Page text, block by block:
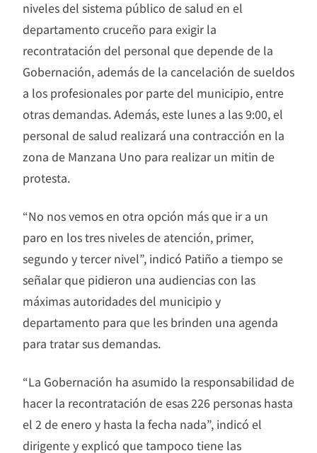
niveles del sistema público de salud en el
departamento cruceño para exigir la
recontratación del personal que depende de la
Gobernación, además de la cancelación de sueldos
a los profesionales por parte del municipio, entre
otras demandas. Además, este lunes a las 9:00, el
personal de salud realizará una contracción en la
zona de Manzana Uno para realizar un mitin de
protesta.
“No nos vemos en otra opción más que ir a un
paro en los tres niveles de atención, primer,
segundo y tercer nivel”, indicó Patiño a tiempo se
señalar que pidieron una audiencias con las
máximas autoridades del municipio y
departamento para que les brinden una agenda
para tratar sus demandas.
“La Gobernación ha asumido la responsabilidad de
hacer la recontratación de esas 226 personas hasta
el 2 de enero y hasta la fecha nada”, indicó el
dirigente y explicó que tampoco tiene las